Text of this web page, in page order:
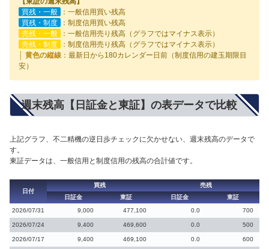
買残・一般
：一般信用買い残高
買残・制度
：制度信用買い残高
売残・一般
：一般信用売り残高（グラフではマイナス表示）
売残・制度
：制度信用売り残高（グラフではマイナス表示）
│ 黄色の縦線 ：最新日から180カレンダー日前（制度信用の建玉期限目
安）
週末残高【日証金と東証】の表データで比較
上記グラフ、不二精機の逆日歩チェックに欠かせない、週末残高のデータで
す。
東証データは、一般信用と制度信用の残高の合計値です。
日付
買残
売残
日証金
東証 日証金
東証
2026/07/31
9,000 477,100 0.0 700
2026/07/24 9,400 469,600 0.0 500
2026/07/17 9,400 469,100 0.0 600